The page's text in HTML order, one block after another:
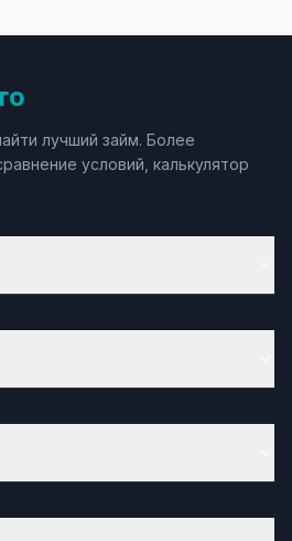
лучший займ. Более
условий, калькулятор